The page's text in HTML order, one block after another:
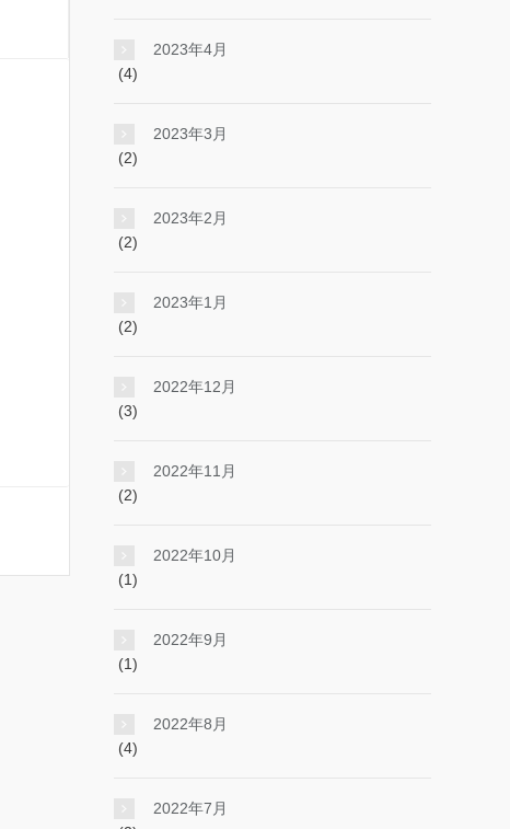
2023年4月
(4)
2023年3月
(2)
2023年2月
(2)
2023年1月
(2)
2022年12月
(3)
2022年11月
(2)
2022年10月
(1)
2022年9月
(1)
2022年8月
(4)
2022年7月